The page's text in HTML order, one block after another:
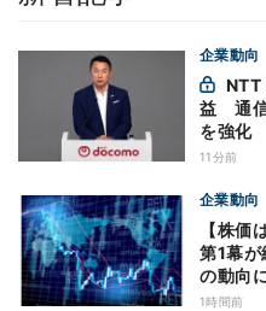
企業動向
益 通信
を強化
11分前
企業動向
【株価
第1幕が
の動向
1時間前